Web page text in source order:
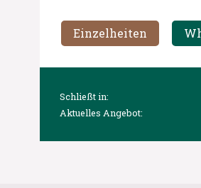
Einzelheiten
Schließt in:
Aktuelles Angebot: